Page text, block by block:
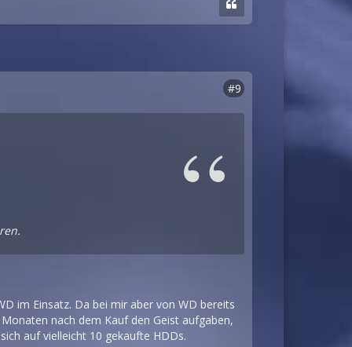
#9
im Einsatz. Da bei mir aber von WD bereits
nach dem Kauf den Geist aufgaben,
auf vielleicht 10 gekaufte HDDs.